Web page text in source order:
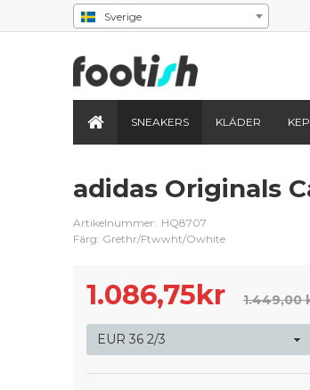
Sverige
SNEAKERS KLÄDER
adidas Originals
Artikelnummer: HQ8707
Färg: Grethr/Ftwwht/Owhite
1.086,75kr 1.449,00